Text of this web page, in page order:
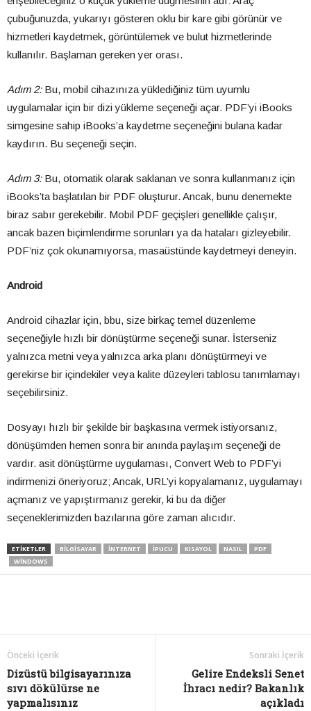
çubuğunuzda, yukarıyı gösteren oklu bir kare gibi görünür ve
hizmetleri kaydetmek, görüntülemek ve bulut hizmetlerinde
kullanılır. Başlaman gereken yer orası.
Adım 2:Bu, mobil cihazınıza yüklediğiniz tüm uyumlu
uygulamalar için bir dizi yükleme seçeneği açar. PDF’yi iBooks
simgesine sahip iBooks’a kaydetme seçeneğini bulana kadar
kaydırın. Bu seçeneği seçin.
Adım 3:Bu, otomatik olarak saklanan ve sonra kullanmanız için
iBooks’ta başlatılan bir PDF oluşturur. Ancak, bunu denemekte
biraz sabır gerekebilir. Mobil PDF geçişleri genellikle çalışır,
ancak bazen biçimlendirme sorunları ya da hataları gizleyebilir.
PDF’niz çok okunamıyorsa, masaüstünde kaydetmeyi deneyin.
Android
Android cihazlar için, bbu, size birkaç temel düzenleme
seçeneğiyle hızlı bir dönüştürme seçeneği sunar. İsterseniz
yalnızca metni veya yalnızca arka planı dönüştürmeyi ve
gerekirse bir içindekiler veya kalite düzeyleri tablosu tanımlamayı
seçebilirsiniz.
Dosyayı hızlı bir şekilde bir başkasına vermek istiyorsanız,
dönüşümden hemen sonra bir anında paylaşım seçeneği de
vardır. asit dönüştürme uygulaması, Convert Web to PDF’yi
indirmenizi öneriyoruz; Ancak, URL’yi kopyalamanız, uygulamayı
açmanız ve yapıştırmanız gerekir, ki bu da diğer
seçeneklerimizden bazılarına göre zaman alıcıdır.
ETIKETLER BILGISAYAR INTERNET IPUCU KISAYOL NASIL
PDF
WINDOWS
Önceki İçerik
Dizüstü bilgisayarınıza
sıvı dökülürse ne
yapmalısınız
Sonraki İçerik
Gelire Endeksli Senet
İhracı nedir? Bakanlık
açıkladı